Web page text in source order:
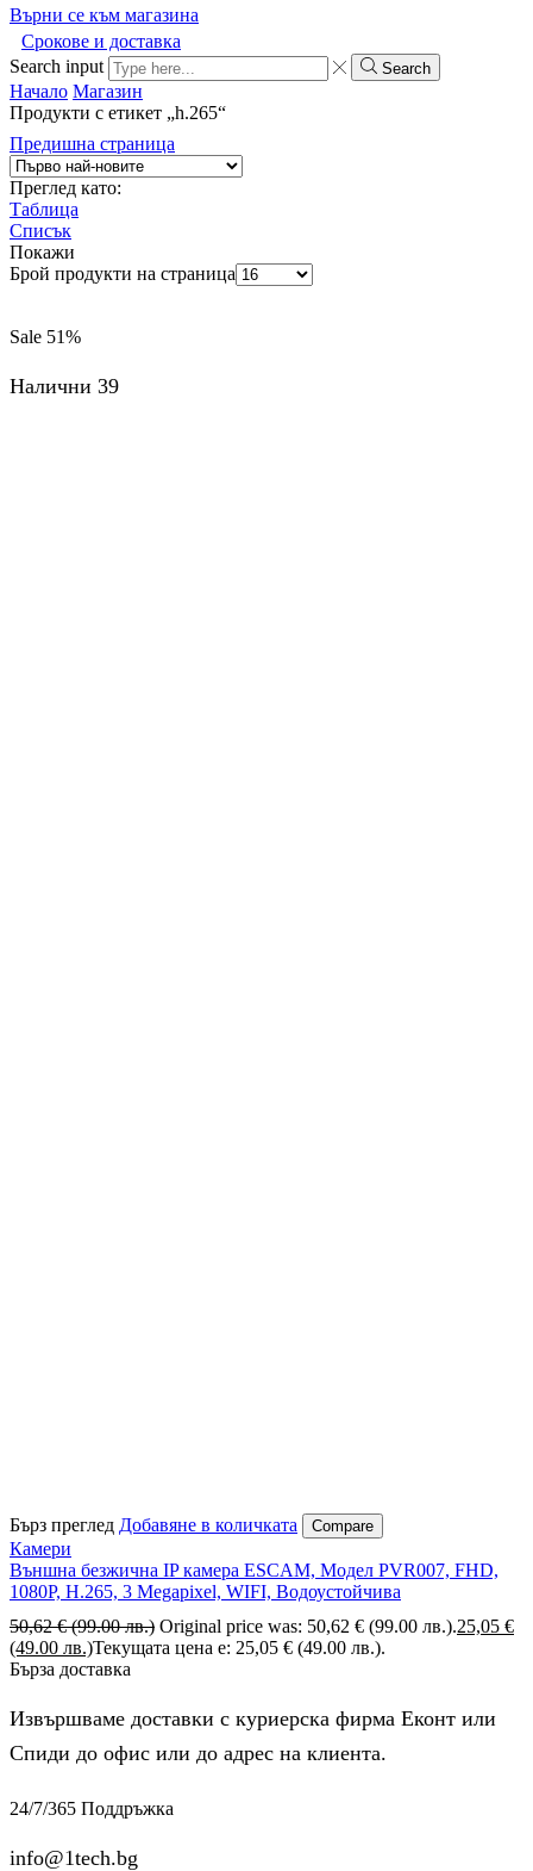
Върни се към магазина
Срокове и доставка
Search input
Search
Начало Магазин
Продукти с етикет „h.265“
Предишна страница
Преглед като:
Таблица
Списък
Покажи
Брой продукти на страница
Sale 51%
Налични 39
Бърз преглед Добавяне в количката Compare
Камери
Външна безжична IP камера ESCAM, Модел PVR007, FHD,
1080P, H.265, 3 Megapixel, WIFI, Водоустойчива
50,62€ (99.00 лв.) Original price was: 50,62 € (99.00 лв.).25,05 €
(49.00 лв.)Текущата цена е: 25,05 € (49.00 лв.).
Бърза доставка
Извършваме доставки с куриерска фирма Еконт или
Спиди до офис или до адрес на клиента.
24/7/365 Поддръжка
info@1tech.bg